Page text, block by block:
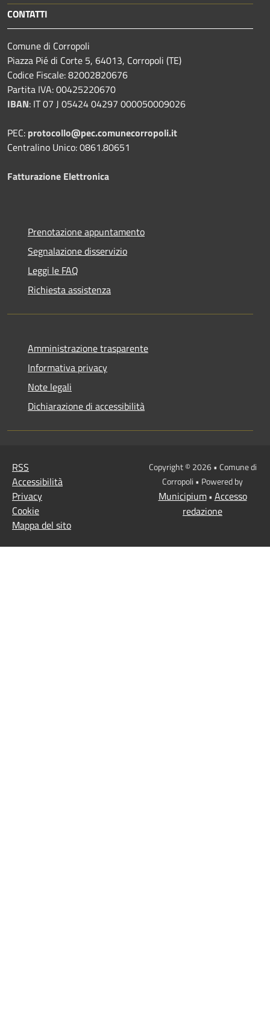
CONTATTI
Comune di Corropoli
Piazza Pié di Corte 5, 64013, Corropoli (TE)
Codice Fiscale: 82002820676
Partita IVA: 00425220670
IBAN: IT 07 J 05424 04297 000050009026
PEC: protocollo@pec.comunecorropoli.it
Centralino Unico: 0861.80651
Fatturazione Elettronica
Prenotazione appuntamento
Segnalazione disservizio
Leggi le FAQ
Richiesta assistenza
Amministrazione trasparente
Informativa privacy
Note legali
Dichiarazione di accessibilità
RSS
Accessibilità
Privacy
Cookie
Mappa del sito
Copyright © 2026 • Comune di
Corropoli • Powered by
Municipium• Accesso
redazione